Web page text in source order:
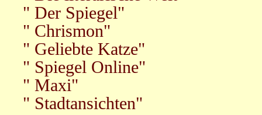
" Der Spiegel"
" Chrismon"
" Geliebte Katze"
" Spiegel Online"
" Maxi"
" Stadtansichten"